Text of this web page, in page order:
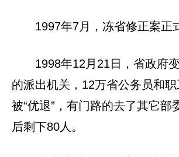
1997年7月，冻省修正案正
1998年12月21日，省政府
的派出机关，12万省公务员和
被“优退”，有门路的去了其它部
后剩下80人。